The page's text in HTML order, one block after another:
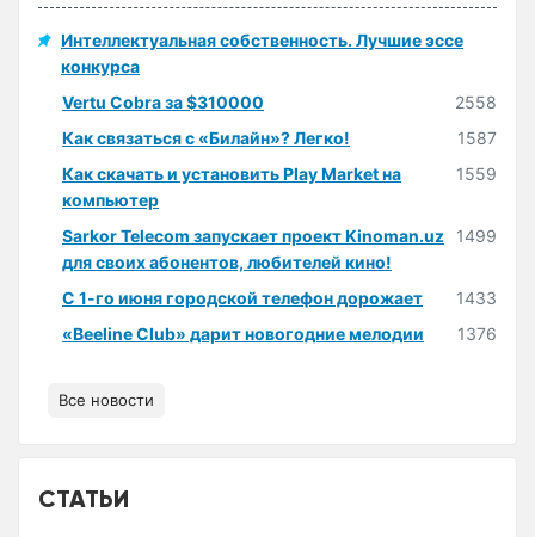
Интеллектуальная собственность. Лучшие эссе
конкурса
Vertu Cobra за $310000
2558
Как связаться с «Билайн»? Легко!
1587
Как скачать и установить Play Market на
компьютер
1559
Sarkor Telecom запускает проект Kinoman.uz
для своих абонентов, любителей кино!
1499
С 1-го июня городской телефон дорожает
1433
«Beeline Club» дарит новогодние мелодии
1376
Все новости
СТАТЬИ